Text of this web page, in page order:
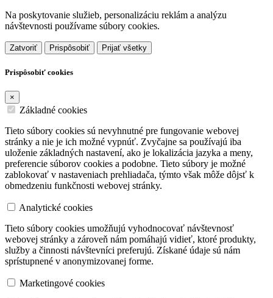
Na poskytovanie služieb, personalizáciu reklám a analýzu
návštevnosti používame súbory cookies.
Zatvoriť Prispôsobiť Prijať všetky
Prispôsobiť cookies
×
Základné cookies
Tieto súbory cookies sú nevyhnutné pre fungovanie webovej
stránky a nie je ich možné vypnúť. Zvyčajne sa používajú iba
uloženie základných nastavení, ako je lokalizácia jazyka a meny,
preferencie súborov cookies a podobne. Tieto súbory je možné
zablokovať v nastaveniach prehliadača, týmto však môže dôjsť k
obmedzeniu funkčnosti webovej stránky.
Analytické cookies
Tieto súbory cookies umožňujú vyhodnocovať návštevnosť
webovej stránky a zároveň nám pomáhajú vidieť, ktoré produkty,
služby a činnosti návštevníci preferujú. Získané údaje sú nám
sprístupnené v anonymizovanej forme.
Marketingové cookies